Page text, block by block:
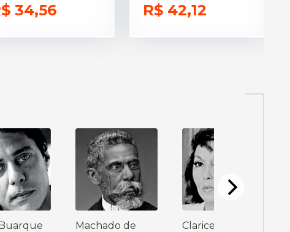
34,56 R$ 42,12
Machado de
Clarice Lispector